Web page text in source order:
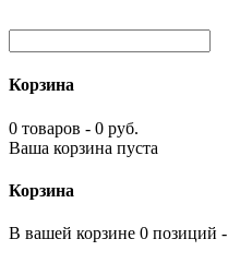
Корзина
0 товаров - 0 руб.
Ваша корзина пуста
Корзина
В вашей корзине 0 позиций -